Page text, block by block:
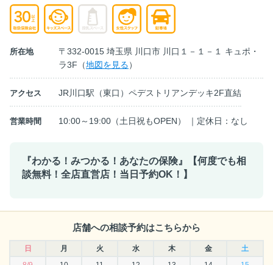
所在地
〒332-0015 埼玉県 川口市 川口１－１－１ キュポ・
ラ3F（地図を見る）
アクセス JR川口駅（東口）ペデストリアンデッキ2F直結
営業時間 10:00～19:00（土日祝もOPEN） ｜定休日：なし
『わかる！みつかる！あなたの保険』【何度でも相
談無料！全店直営店！当日予約OK！】
店舗への相談予約はこちらから
日 月 火 水 木 金
土